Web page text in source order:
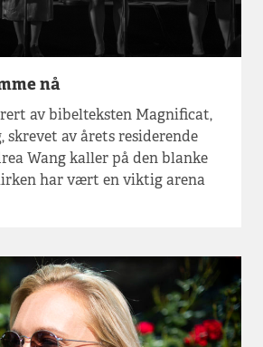
nå
av bibelteksten Magnificat,
skrevet av årets residerende
Wang kaller på den blanke
har vært en viktig arena